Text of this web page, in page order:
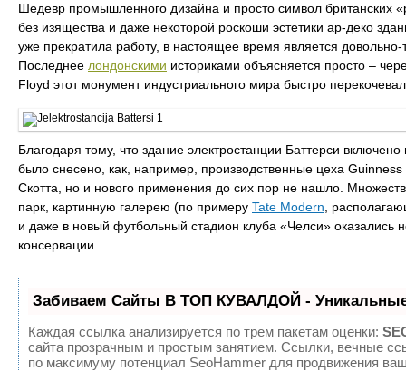
Шедевр промышленного дизайна и просто символ британских
без изящества и даже некоторой роскоши эстетики ар-деко
уже прекратила работу, в настоящее время является
Последнее лондонскими историками объясняется просто –
Floyd этот монумент индустриального мира быстро
Благодаря тому, что здание электростанции Баттерси
было снесено, как, например, производственные цеха
Скотта, но и нового применения до сих пор не нашло.
парк, картинную галерею (по примеру Tate Modern ,
и даже в новый футбольный стадион клуба «Челси» оказались
консервации.
Забиваем Сайты В ТОП КУВАЛДОЙ - Уникальные
Каждая ссылка анализируется по трем пакетам оценки:
сайта прозрачным и простым занятием. Ссылки, вечные
по максимуму потенциал SeoHammer для продвижения